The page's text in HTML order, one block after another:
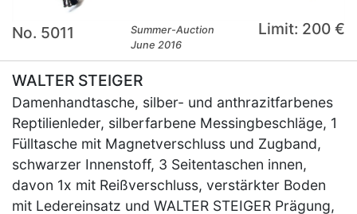
No. 5011
Summer-Auction
June 2016
Limit: 200 €
WALTER STEIGER
Damenhandtasche, silber- und anthrazitfarbenes
Reptilienleder, silberfarbene Messingbeschläge, 1
Fülltasche mit Magnetverschluss und Zugband,
schwarzer Innenstoff, 3 Seitentaschen innen,
davon 1x mit Reißverschluss, verstärkter Boden
mit Ledereinsatz und WALTER STEIGER Prägung,